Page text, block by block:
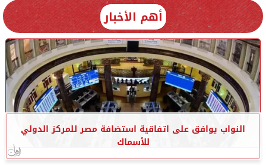
أهم الأخبار
النواب يوافق على اتفاقية استضافة مصر للمركز الدولي
للأسماك